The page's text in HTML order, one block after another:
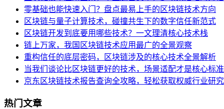
零基础也能快速入门？盘点最易上手的区块链技术方向
区块链与量子计算技术，碰撞共生下的数字信任新范式
区块链开发到底要用哪些技术？一文理清核心技术栈
链上万家，我国区块链技术应用最广的全景观察
重构信任的底层密码，区块链涉及的核心技术全景解析
当我们谈论比区块链更好的技术，场景适配才是核心标准
京东区块链技术报告查询全攻略，轻松获取权威行业研
热门文章